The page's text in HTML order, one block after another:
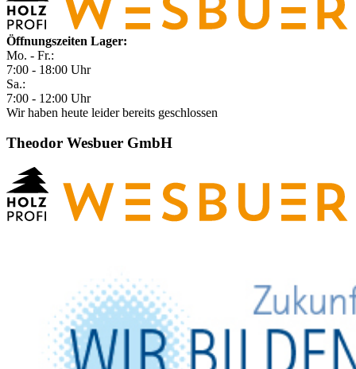
Öffnungszeiten Lager:
Mo. - Fr.:
7:00 - 18:00 Uhr
Sa.:
7:00 - 12:00 Uhr
Wir haben heute leider bereits geschlossen
Theodor Wesbuer GmbH